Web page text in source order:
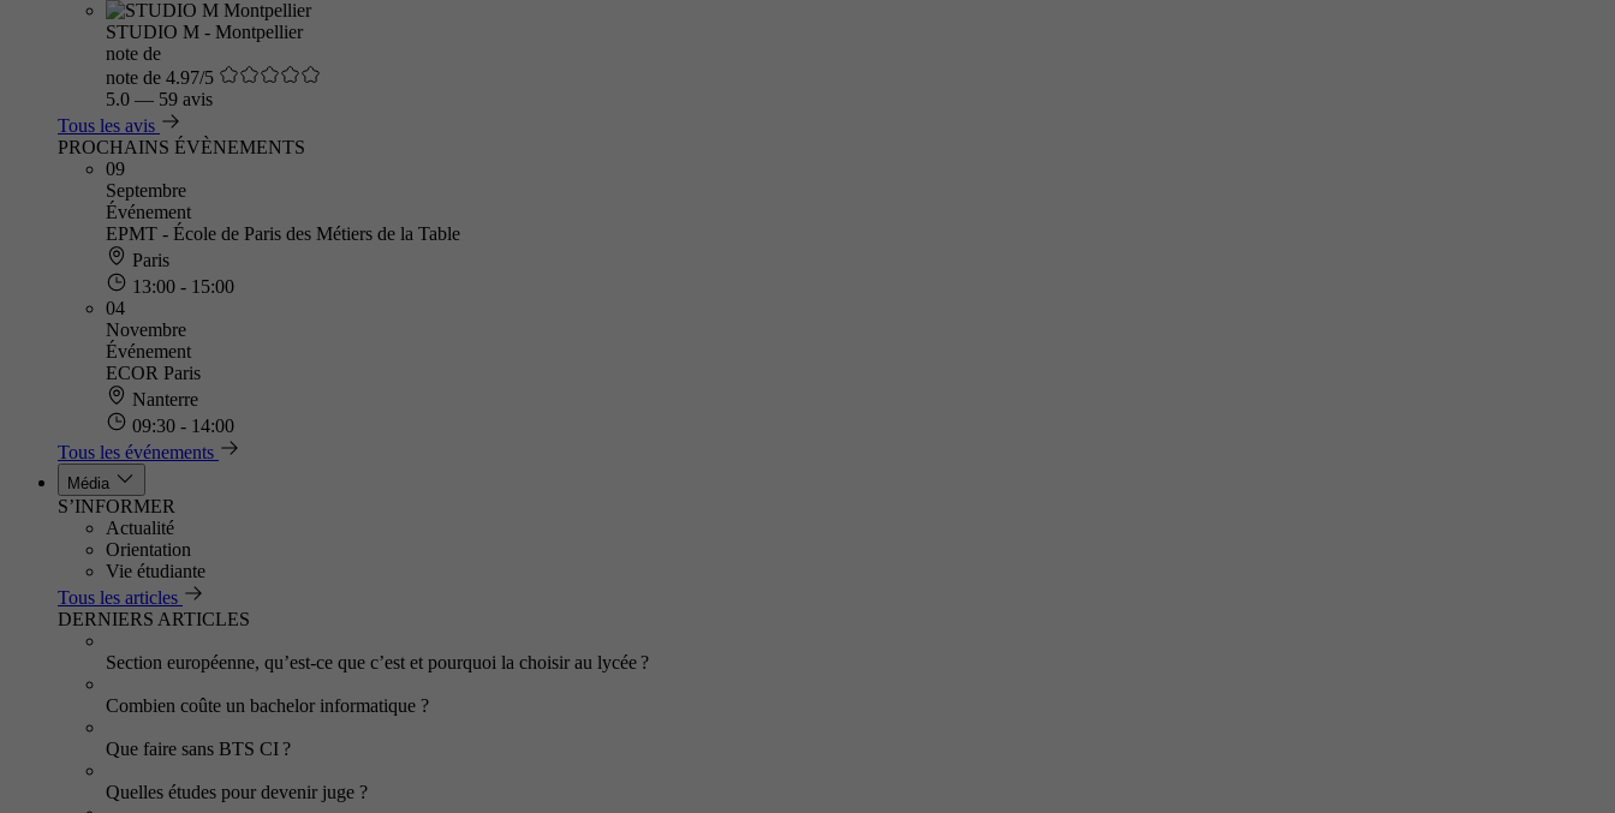
STUDIO M - Montpellier
note de
note de 4.97/5
5.0 — 59 avis
Tous les avis
PROCHAINS ÉVÈNEMENTS
09
Septembre
Événement
EPMT - École de Paris des Métiers de la Table
Paris
13:00 - 15:00
04
Novembre
Événement
ECOR Paris
Nanterre
09:30 - 14:00
Tous les événements
Média
S’INFORMER
Actualité
Orientation
Vie étudiante
Tous les articles
DERNIERS ARTICLES
Section européenne, qu’est-ce que c’est et pourquoi la choisir au lycée ?
Combien coûte un bachelor informatique ?
Que faire sans BTS CI ?
Quelles études pour devenir juge ?